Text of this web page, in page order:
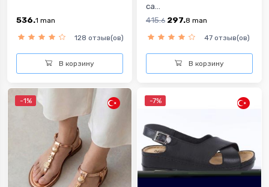
536.1 man
128 отзыв(ов)
В корзину
са...
415.6 297.8 man
47 отзыв(ов)
В корзину
-1% -7%